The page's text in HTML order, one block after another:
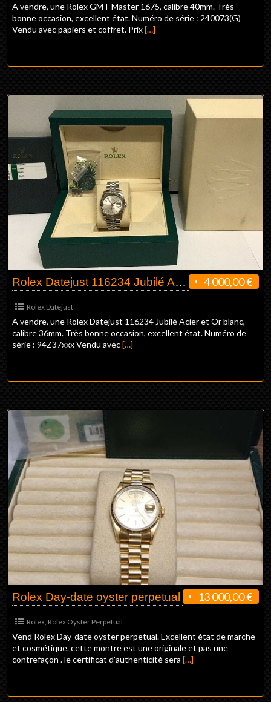
A vendre, une Rolex GMT Master 1675, calibre 40mm. Très
bonne occasion, excellent état. Numéro de série : 240073(G)
Vendu avec papiers et coffret. Prix[…]
4 000,00 €
Rolex Datejust 116234 Jubilé Acier & Or blanc 36mm
Rolex Datejust
A vendre, une Rolex Datejust 116234 Jubilé Acier et Or blanc,
calibre 36mm. Très bonne occasion, excellent état. Numéro de
série : 94Z37xxx Vendu avec[…]
13 000,00 €
Rolex Day-date oyster perpetual
Rolex, Rolex Oyster Perpetual
Vend Rolex Day-date oyster perpetual. Excellent état de marche
et cosmétique. cette montre est une originale et pas une
contrefaçon . le certificat d’authenticité sera […]